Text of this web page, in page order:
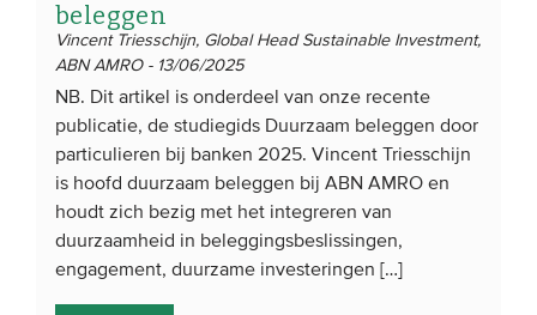
beleggen
Vincent Triesschijn, Global Head Sustainable Investment,
ABN AMRO - 13/06/2025
NB. Dit artikel is onderdeel van onze recente
publicatie, de studiegids Duurzaam beleggen door
particulieren bij banken 2025. Vincent Triesschijn
is hoofd duurzaam beleggen bij ABN AMRO en
houdt zich bezig met het integreren van
duurzaamheid in beleggingsbeslissingen,
engagement, duurzame investeringen […]